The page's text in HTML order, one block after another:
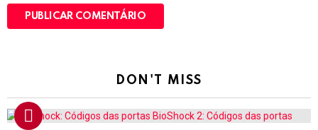
DON'T MISS